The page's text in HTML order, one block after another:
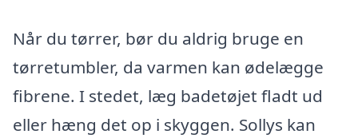
Når du tørrer, bør du aldrig bruge en
tørretumbler, da varmen kan ødelægge
fibrene. I stedet, læg badetøjet fladt ud
eller hæng det op i skyggen. Sollys kan